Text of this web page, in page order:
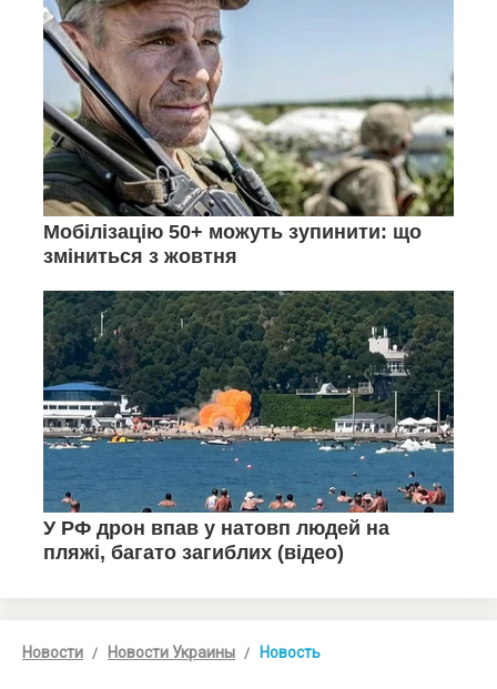
Новости Новости Украины Новость